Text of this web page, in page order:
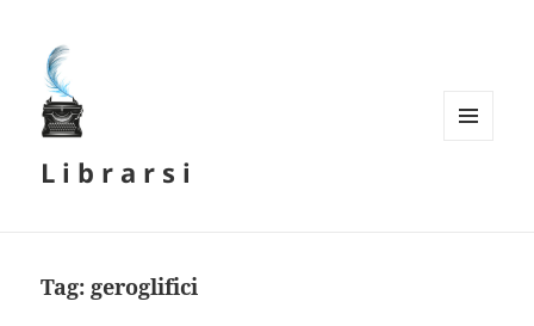
L i b r a r s i
Tag: geroglifici